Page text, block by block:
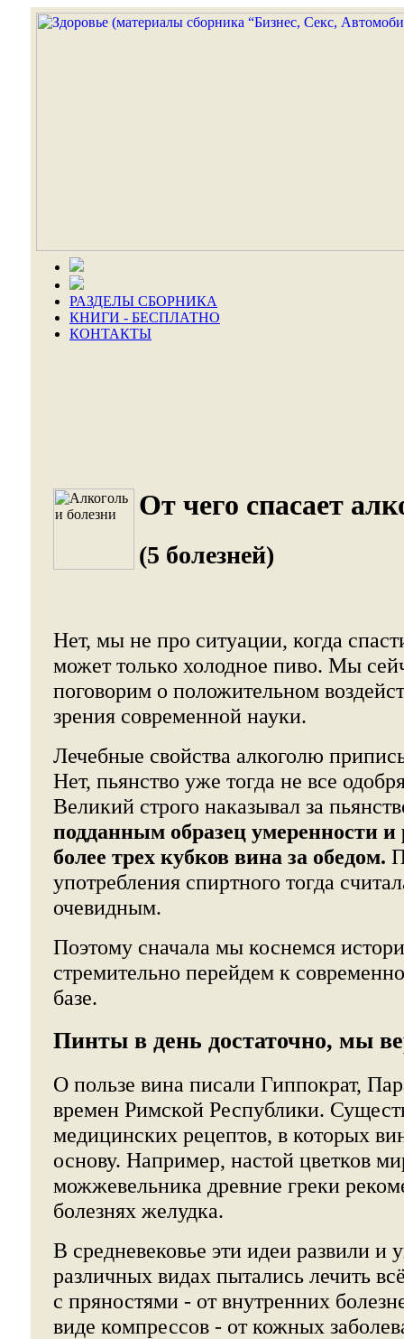
РАЗДЕЛЫ СБОРНИКА
КНИГИ - БЕСПЛАТНО
КОНТАКТЫ
От чего спасает
(5 болезней)
Нет, мы не про ситуации, когда
может только холодное пиво. Мы
поговорим о положительном
зрения современной науки.
Лечебные свойства алкоголю
Нет, пьянство уже тогда не все
Великий строго наказывал за
подданным образец умеренности
более трех кубков вина за обедом.
употребления спиртного тогда
очевидным.
Поэтому сначала мы коснемся
стремительно перейдем к
базе.
Пинты в день достаточно, мы
О пользе вина писали Гиппократ,
времен Римской Республики.
медицинских рецептов, в которых
основу. Например, настой цветков
можжевельника древние греки
болезнях желудка.
В средневековье эти идеи развили и
различных видах пытались лечить
с пряностями - от внутренних
виде компрессов - от кожных